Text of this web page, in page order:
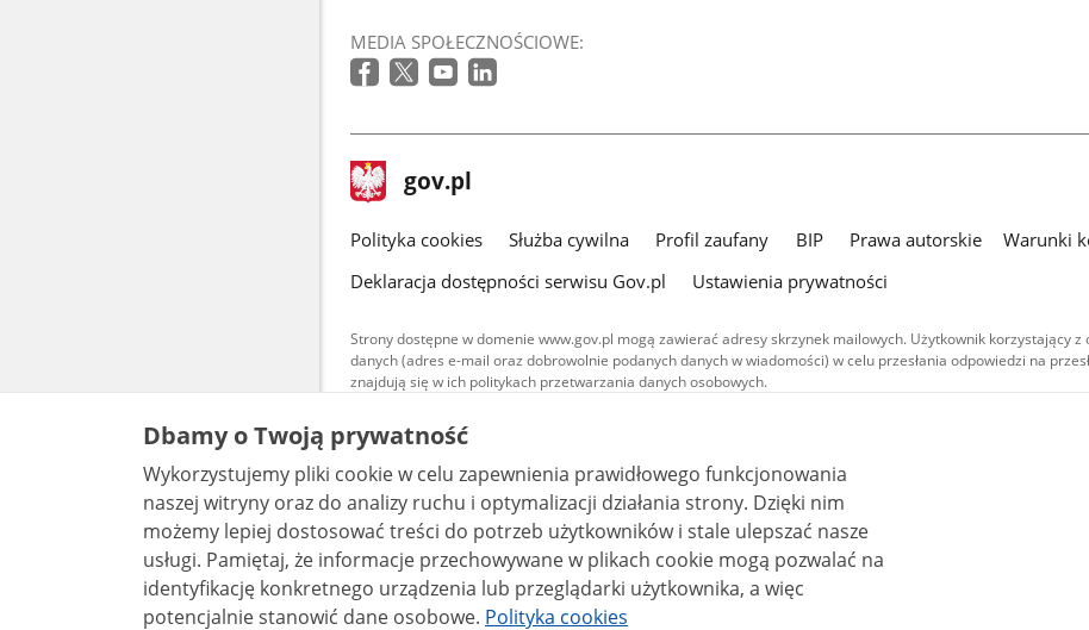
MEDIA SPOŁECZNOŚCIOWE:
stopka
gov.pl Strona
gov.pl
gov.pl
Polityka cookies Służba cywilna Profil zaufany BIP Prawa autorskie Warunki
Deklaracja dostępności serwisu Gov.pl
Ustawienia prywatności
Strony dostępne w domenie www.gov.pl mogą zawierać adresy skrzynek mailowych. Użytkownik korzystający
danych (adres e-mail oraz dobrowolnie podanych danych w wiadomości) w celu przesłania odpowiedzi na
znajdują się w ich politykach przetwarzania danych osobowych.
Treści tekstowe publikowane w serwisie (z wyłączeniem treści audiowizualnych), są
udostępniane na licencji typu Creative Commons: uznanie autorstwa - na tych samych
warunkach 4.0 (CC BY-SA 4.0). Materiały audiowizualne, w tym zdjęcia, materiały audio i wideo,
są udostępniane na licencji typu Creative Commons: uznanie autorstwa użycie niekomercyjne -
bez utworów zależnych 4.0 (CC BY-NC-ND 4.0), o ile nie jest to stwierdzone inaczej.
Dbamy o Twoją prywatność
Wykorzystujemy pliki cookie w celu zapewnienia prawidłowego funkcjonowania
naszej witryny oraz do analizy ruchu i optymalizacji działania strony. Dzięki nim
możemy lepiej dostosować treści do potrzeb użytkowników i stale ulepszać nasze
usługi. Pamiętaj, że informacje przechowywane w plikach cookie mogą pozwalać na
identyfikację konkretnego urządzenia lub przeglądarki użytkownika, a więc
potencjalnie stanowić dane osobowe. Polityka cookies